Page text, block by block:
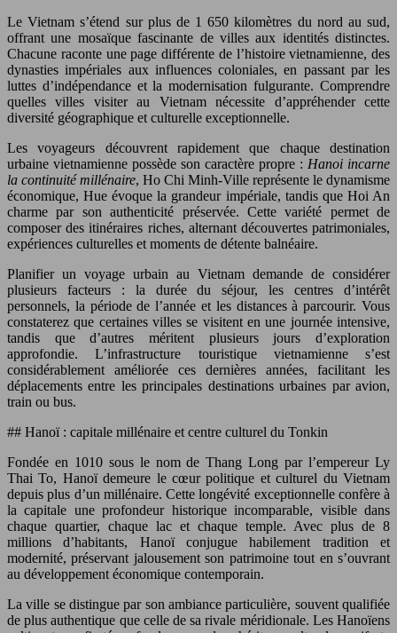
Le Vietnam s’étend sur plus de 1 650 kilomètres du nord au sud,
offrant une mosaïque fascinante de villes aux identités distinctes.
Chacune raconte une page différente de l’histoire vietnamienne, des
dynasties impériales aux influences coloniales, en passant par les
luttes d’indépendance et la modernisation fulgurante. Comprendre
quelles villes visiter au Vietnam nécessite d’appréhender cette
diversité géographique et culturelle exceptionnelle.
Les voyageurs découvrent rapidement que chaque destination
urbaine vietnamienne possède son caractère propre : Hanoi incarne
la continuité millénaire, Ho Chi Minh-Ville représente le dynamisme
économique, Hue évoque la grandeur impériale, tandis que Hoi An
charme par son authenticité préservée. Cette variété permet de
composer des itinéraires riches, alternant découvertes patrimoniales,
expériences culturelles et moments de détente balnéaire.
Planifier un voyage urbain au Vietnam demande de considérer
plusieurs facteurs : la durée du séjour, les centres d’intérêt
personnels, la période de l’année et les distances à parcourir. Vous
constaterez que certaines villes se visitent en une journée intensive,
tandis que d’autres méritent plusieurs jours d’exploration
approfondie. L’infrastructure touristique vietnamienne s’est
considérablement améliorée ces dernières années, facilitant les
déplacements entre les principales destinations urbaines par avion,
train ou bus.
## Hanoï : capitale millénaire et centre culturel du Tonkin
Fondée en 1010 sous le nom de Thang Long par l’empereur Ly
Thai To, Hanoï demeure le cœur politique et culturel du Vietnam
depuis plus d’un millénaire. Cette longévité exceptionnelle confère à
la capitale une profondeur historique incomparable, visible dans
chaque quartier, chaque lac et chaque temple. Avec plus de 8
millions d’habitants, Hanoï conjugue habilement tradition et
modernité, préservant jalousement son patrimoine tout en s’ouvrant
au développement économique contemporain.
La ville se distingue par son ambiance particulière, souvent qualifiée
de plus authentique que celle de sa rivale méridionale. Les Hanoïens